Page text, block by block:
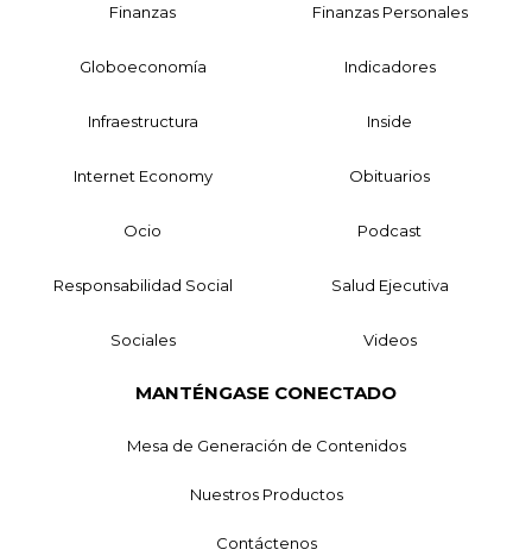
Finanzas Finanzas Personales
Globoeconomía Indicadores
Infraestructura Inside
Internet Economy Obituarios
Ocio Podcast
Responsabilidad Social Salud Ejecutiva
Sociales Videos
MANTÉNGASE CONECTADO
Mesa de Generación de Contenidos
Nuestros Productos
Contáctenos